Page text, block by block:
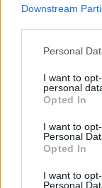
Downstream
Please note that
not limited to
grant or deny
use your data
consent section.
Personal
I want to
personal
Opted In
I want to
Personal
Opted In
I want to
Personal
A lakosságra is
MAGYAR ÉPÍTŐK